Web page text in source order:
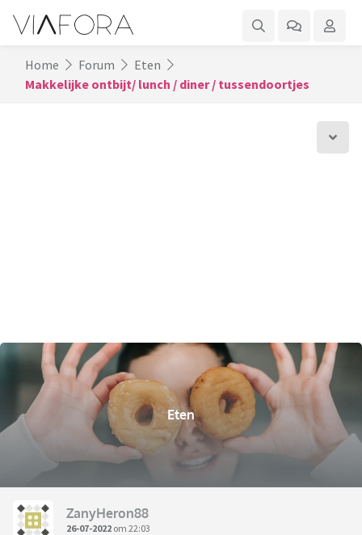
Home Forum
Eten
Makkelijke ontbijt/ lunch / diner / tussendoortjes
Eten
ZanyHeron88
26-07-2022 om 22:03